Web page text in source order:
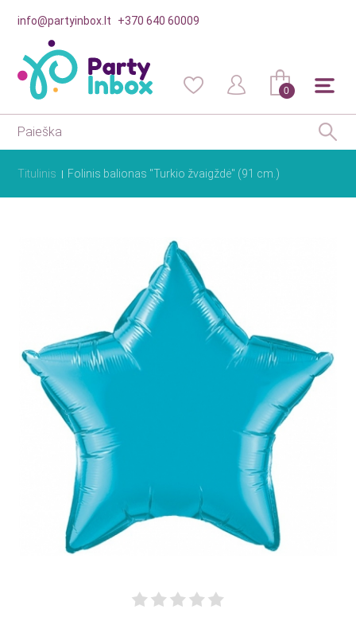
info@partyinbox.lt +370 640 60009
0
Titulinis Folinis balionas "Turkio žvaigždė" (91 cm.)